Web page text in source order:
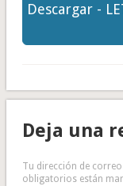
Descargar -
Deja una
Tu dirección de
obligatorios están